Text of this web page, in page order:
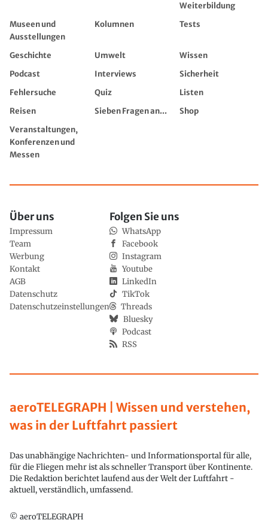
Weiterbildung
Museen und
Ausstellungen
Kolumnen Tests
Geschichte Umwelt
Wissen
Podcast
Interviews
Sicherheit
Fehlersuche
Quiz
Listen
Reisen
Sieben Fragen an...
Shop
Veranstaltungen,
Konferenzen und
Messen
aeroTELEGRAPH | Wissen und verstehen,
was in der Luftfahrt passiert
Das unabhängige Nachrichten- und Informationsportal für alle,
für die Fliegen mehr ist als schneller Transport über Kontinente.
Die Redaktion berichtet laufend aus der Welt der Luftfahrt -
aktuell, verständlich, umfassend.
© aeroTELEGRAPH
Über uns
Impressum
Team
Werbung
Kontakt
AGB
Datenschutz
Datenschutzeinstellungen
Folgen Sie uns
WhatsApp
Facebook
Instagram
Youtube
LinkedIn
TikTok
Threads
Bluesky
Podcast
RSS